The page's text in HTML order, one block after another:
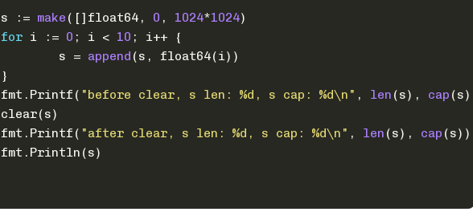
	s :=
make ([] float64 , 0 , 1024*1024)
for i := 0 ; i < 10 ; i++ {
		s =
append (s, float64(i))
	}
	fmt.Printf(
"before clear, s len: %d, s cap: %d\n" , len (s), cap
	clear(s)
	fmt.Printf(
"after clear, s len: %d, s cap: %d\n" , len (s), cap (s))
	fmt.Println(s)